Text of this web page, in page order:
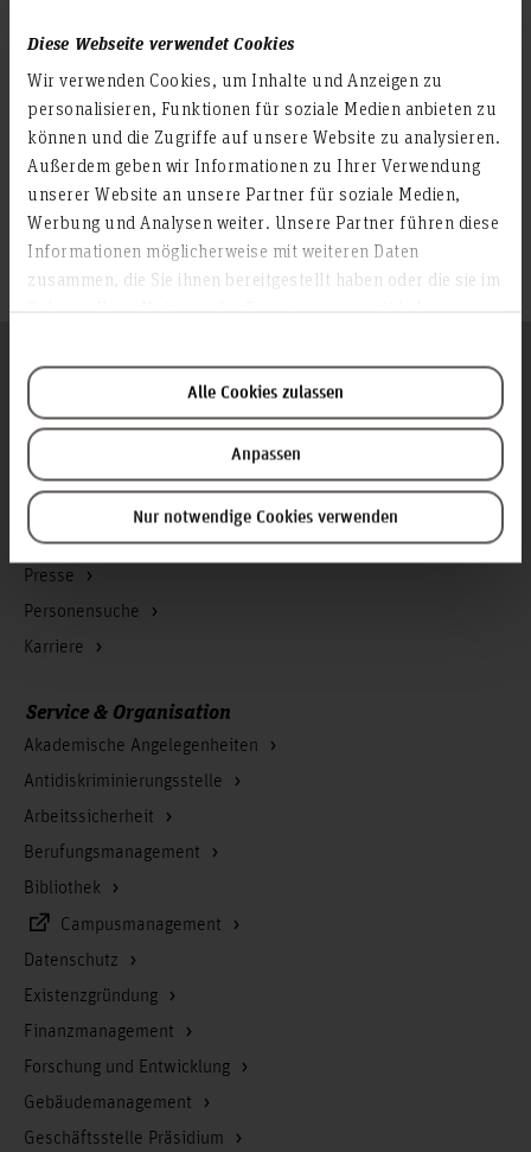
Diese Webseite verwendet Cookies
Wir verwenden Cookies, um Inhalte und Anzeigen zu
personalisieren, Funktionen für soziale Medien anbieten zu
können und die Zugriffe auf unsere Website zu analysieren.
Außerdem geben wir Informationen zu Ihrer Verwendung
unserer Website an unsere Partner für soziale Medien,
Werbung und Analysen weiter. Unsere Partner führen diese
Informationen möglicherweise mit weiteren Daten
zusammen, die Sie ihnen bereitgestellt haben oder die sie im
Alle Cookies zulassen
Anpassen
Nur notwendige Cookies verwenden
Kultur (65.898,00 €)
EU - Europäische Union (144.895,00 €)
Kooperations-
und
ASA Spezialsysteme GmbH
Zum Seitenanfang
Infos zur Hochschule
Kontakt und Anreise
Startseite Hochschule Hannover
Presse
Personensuche
Karriere
Folgen Sie uns
Service & Organisation
Akademische Angelegenheiten
Antidiskriminierungsstelle
Arbeitssicherheit
Berufungsmanagement
Bibliothek
Campusmanagement
Datenschutz
Existenzgründung
Finanzmanagement
Forschung und Entwicklung
Gebäudemanagement
Geschäftsstelle Präsidium